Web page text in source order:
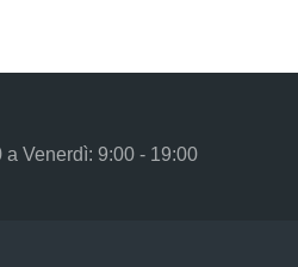
Venerdì: 9:00 - 19:00